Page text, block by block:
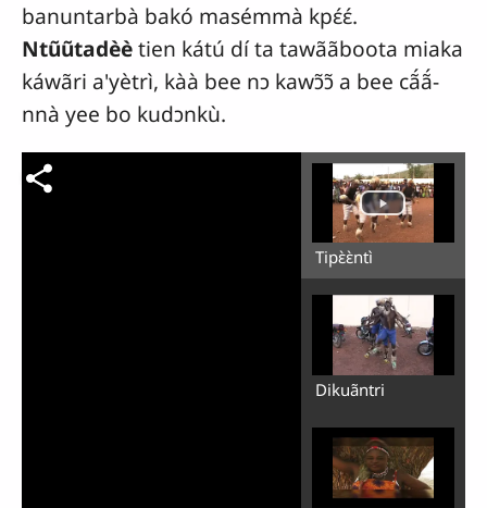
banuntarbà bakó masémmà kpɛ́ɛ́.
Ntũũtadèètien kátú dí ta tawããboota miaka
káwãri a'yètrì, kàà bee nɔ kawɔ̃ɔ̃ a bee cã́ã́-
nnà yee bo kudɔnkù.
Tipɛ̀ɛ̀ntì
Dikuãntri